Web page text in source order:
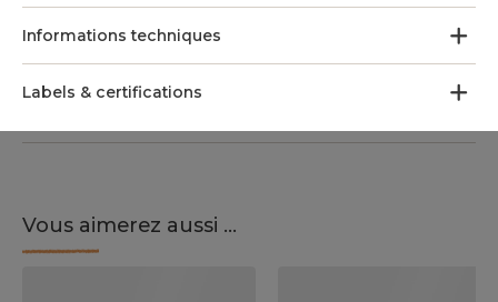
Informations techniques
Labels & certifications
Vous aimerez aussi ...